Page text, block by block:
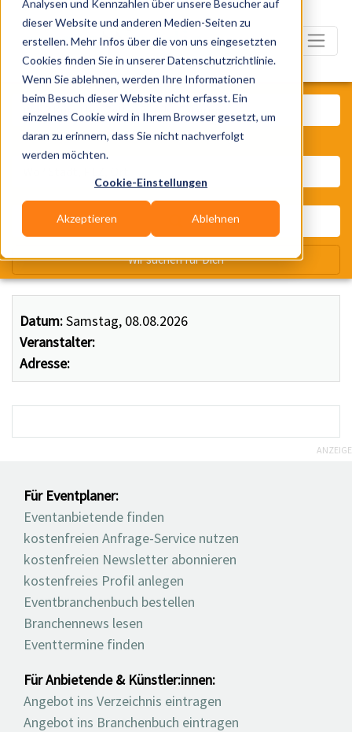
Analysen und Kennzahlen über unsere Besucher auf
dieser Website und anderen Medien-Seiten zu
erstellen. Mehr Infos über die von uns eingesetzten
Cookies finden Sie in unserer Datenschutzrichtlinie.
Wenn Sie ablehnen, werden Ihre Informationen
beim Besuch dieser Website nicht erfasst. Ein
einzelnes Cookie wird in Ihrem Browser gesetzt, um
daran zu erinnern, dass Sie nicht nachverfolgt
werden möchten.
Cookie-Einstellungen
Akzeptieren Ablehnen
Datum:Samstag, 08.08.2026
Veranstalter:
Adresse:
Was? Künstler, Zelte, Bands,
Wir suchen für Dich
ANZEIGE
Für Eventplaner:
Eventanbietende finden
kostenfreien Anfrage-Service nutzen
kostenfreien Newsletter abonnieren
kostenfreies Profil anlegen
Eventbranchenbuch bestellen
Branchennews lesen
Eventtermine finden
Für Anbietende & Künstler:innen:
Angebot ins Verzeichnis eintragen
Angebot ins Branchenbuch eintragen